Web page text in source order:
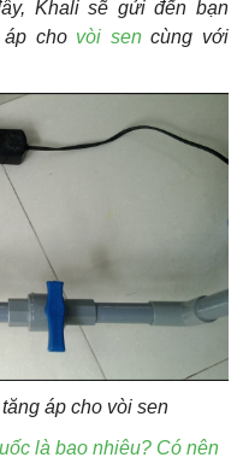
Khali sẽ gửi đến bạn
cho vòi sencùng với
áp cho vòi sen
là bao nhiêu? Có nên